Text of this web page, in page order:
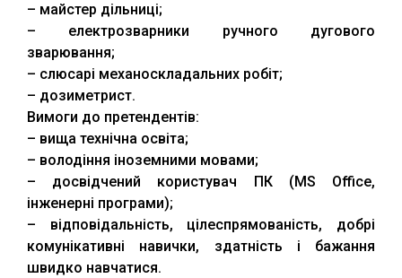
– майстер дільниці;
– електрозварники ручного дугового
зварювання;
– слюсарі механоскладальних робіт;
– дозиметрист.
Вимоги до претендентів:
– вища технічна освіта;
– володіння іноземними мовами;
– досвідчений користувач ПК (MS Office,
інженерні програми);
– відповідальність, цілеспрямованість, добрі
комунікативні навички, здатність і бажання
швидко навчатися.